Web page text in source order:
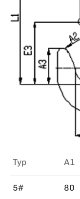
Typ A1
5# 80